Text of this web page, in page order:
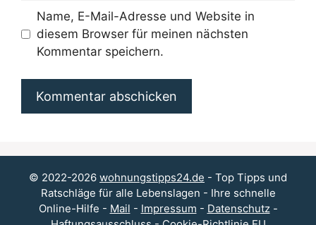
Name, E-Mail-Adresse und Website in
diesem Browser für meinen nächsten
Kommentar speichern.
© 2022-2026 wohnungstipps24.de - Top Tipps und
Ratschläge für alle Lebenslagen - Ihre schnelle
Online-Hilfe - Mail - Impressum - Datenschutz-